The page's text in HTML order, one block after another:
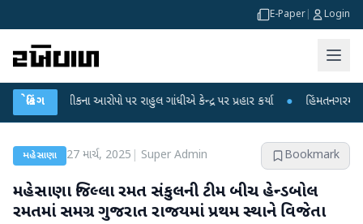
E-Paper Login
બ્રેકિંગ
લીકના આરોપો પર રાહુલ ગાંધીએ કેન્દ્ર પર પ્રહાર કર્યા ● હિંમતનગરમાં રહસ્યમય
મહેસાણા 27 માર્ચ, 2025 Super Admin Bookmark
મહેસાણા જિલ્લા રમત સંકુલની ટીમ બીચ હેન્ડબોલ
રમતમાં સમગ્ર ગુજરાત રાજયમાં પ્રથમ સ્થાને વિજેતા